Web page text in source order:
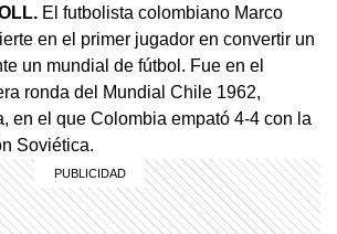
El futbolista colombiano Marco
en el primer jugador en convertir un
un mundial de fútbol. Fue en el
ronda del Mundial Chile 1962,
en el que Colombia empató 4-4 con la
Soviética.